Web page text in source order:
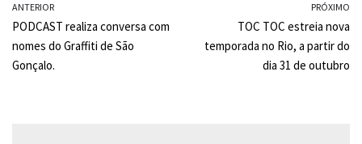
e
o
ANTERIOR
PODCAST realiza conversa com
nomes do Graffiti de São
Gonçalo.
PRÓXIMO
TOC TOC estreia nova
temporada no Rio, a partir do
dia 31 de outubro